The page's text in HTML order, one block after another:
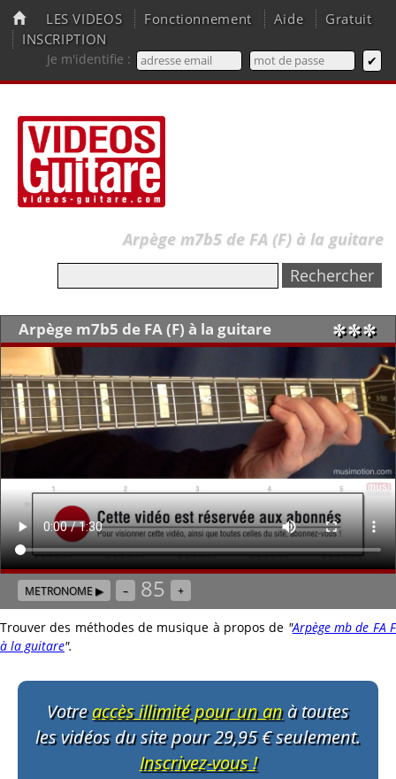
LES VIDEOS Fonctionnement Aide
Gratuit
INSCRIPTION
Je m'identifie :
Arpège m7b5 de FA (F) à la guitare
Arpège m7b5 de FA (F) à la guitare ✼✼✼
METRONOME ▶ – 85 +
Trouver des méthodes de musique à propos de "Arpège mb de FA F
à la guitare".
Votreaccès illimité pour un anà toutes
les vidéos du site pour 29,95 € seulement.
Inscrivez-vous !